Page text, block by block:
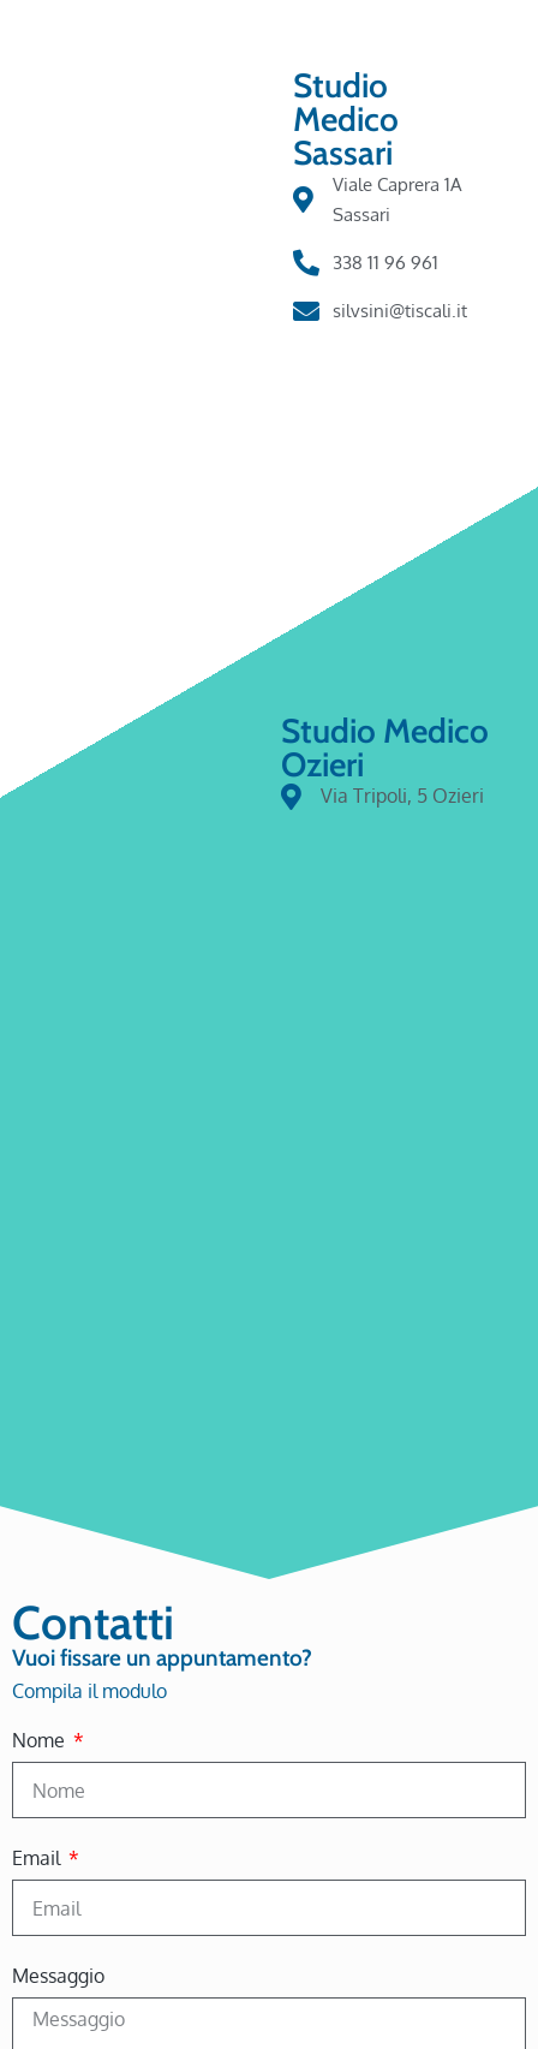
Studio
Medico
Sassari
Viale Caprera 1A
Sassari
338 11 96 961
silvsini@tiscali.it
Studio Medico
Ozieri
Via Tripoli, 5 Ozieri
Contatti
Vuoi fissare un appuntamento?
Compila il modulo
Nome
Email
Messaggio